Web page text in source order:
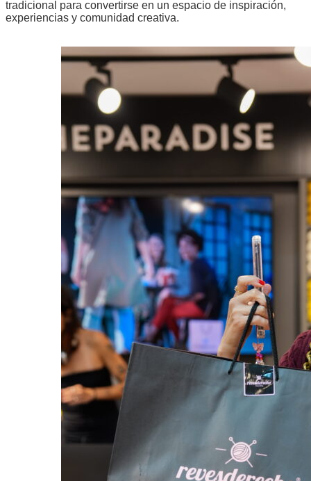
tradicional para convertirse en un espacio de inspiración,
experiencias y comunidad creativa.